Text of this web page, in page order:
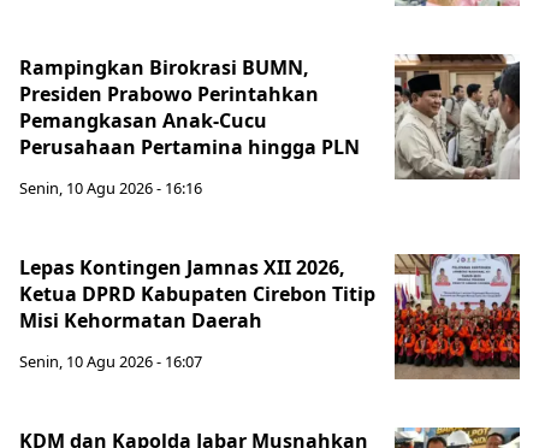
Rampingkan Birokrasi BUMN,
Presiden Prabowo Perintahkan
Pemangkasan Anak-Cucu
Perusahaan Pertamina hingga PLN
Senin, 10 Agu 2026 - 16:16
Lepas Kontingen Jamnas XII 2026,
Ketua DPRD Kabupaten Cirebon Titip
Misi Kehormatan Daerah
Senin, 10 Agu 2026 - 16:07
KDM dan Kapolda Jabar Musnahkan